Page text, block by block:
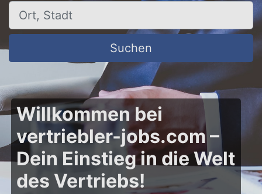
Ort, Stadt
Suchen
Willkommen bei
vertriebler-jobs.com –
Dein Einstieg in die Welt
des Vertriebs!